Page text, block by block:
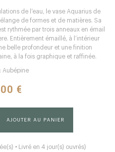
de l’eau, le vase Aquarius de
de formes et de matières. Sa
rythmée par trois anneaux en émail
Entièrement émaillé, à l’intérieur
belle profondeur et une finition
à la fois graphique et raffinée.
Aubépine
€
AJOUTER AU PANIER
• Livré en 4 jour(s) ouvrés)